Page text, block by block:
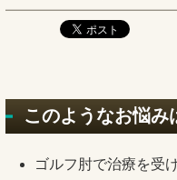
このようなお悩み
ゴルフ肘で治療を受